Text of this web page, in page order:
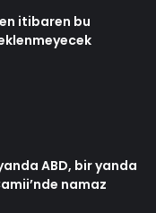
itibaren bu
ABD, bir yanda
namaz